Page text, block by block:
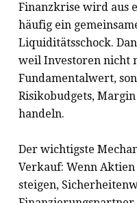
Finanzkrise wird aus
häufig ein
Liquiditätsschock.
weil Investoren nicht
Fundamentalwert,
Risikobudgets,
handeln.
Der wichtigste
Verkauf: Wenn
steigen,